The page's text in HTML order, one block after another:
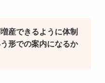
産できるように体制
形での案内になるか